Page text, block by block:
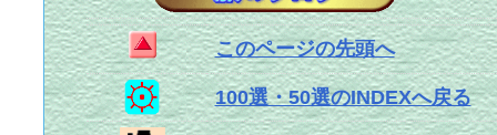
このページの先頭へ
100選・50選のINDEXへ戻る